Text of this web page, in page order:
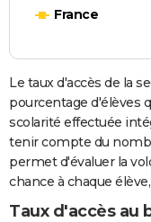
France
Le taux d'accès de la
pourcentage d'élèves
scolarité effectuée
tenir compte du
permet d'évaluer la
chance à chaque
Taux d'accès au